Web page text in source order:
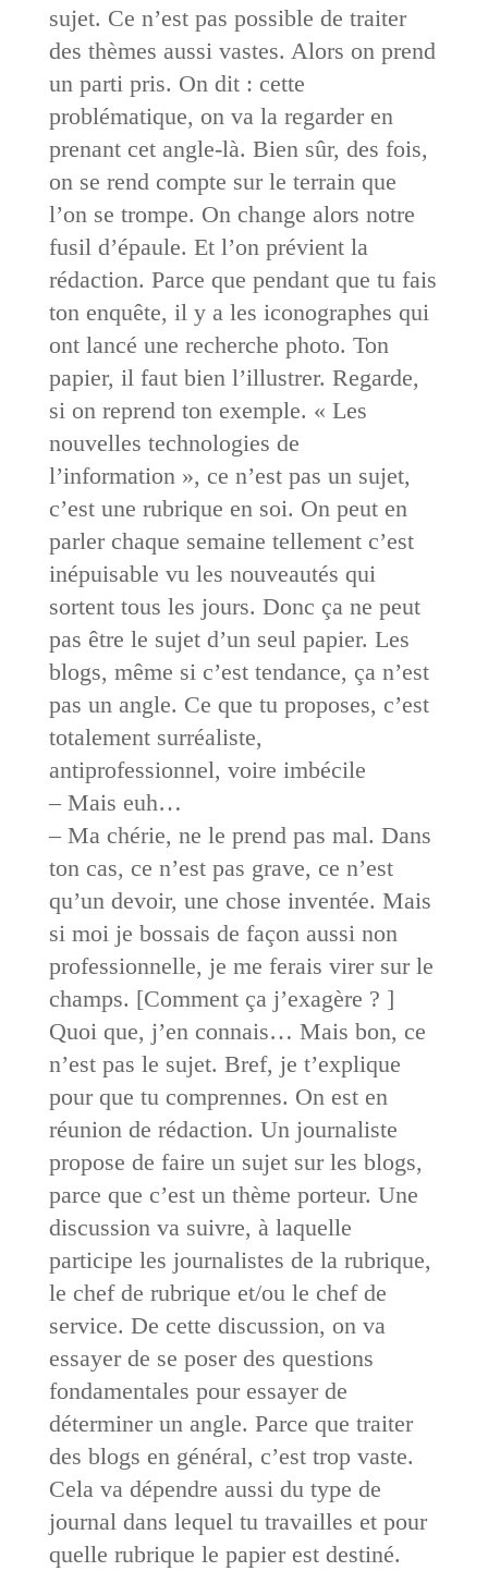
sujet. Ce n’est pas possible de traiter
des thèmes aussi vastes. Alors on prend
un parti pris. On dit : cette
problématique, on va la regarder en
prenant cet angle-là. Bien sûr, des fois,
on se rend compte sur le terrain que
l’on se trompe. On change alors notre
fusil d’épaule. Et l’on prévient la
rédaction. Parce que pendant que tu fais
ton enquête, il y a les iconographes qui
ont lancé une recherche photo. Ton
papier, il faut bien l’illustrer. Regarde,
si on reprend ton exemple. « Les
nouvelles technologies de
l’information », ce n’est pas un sujet,
c’est une rubrique en soi. On peut en
parler chaque semaine tellement c’est
inépuisable vu les nouveautés qui
sortent tous les jours. Donc ça ne peut
pas être le sujet d’un seul papier. Les
blogs, même si c’est tendance, ça n’est
pas un angle. Ce que tu proposes, c’est
totalement surréaliste,
antiprofessionnel, voire imbécile
– Mais euh…
– Ma chérie, ne le prend pas mal. Dans
ton cas, ce n’est pas grave, ce n’est
qu’un devoir, une chose inventée. Mais
si moi je bossais de façon aussi non
professionnelle, je me ferais virer sur le
champs. [Comment ça j’exagère ? ]
Quoi que, j’en connais… Mais bon, ce
n’est pas le sujet. Bref, je t’explique
pour que tu comprennes. On est en
réunion de rédaction. Un journaliste
propose de faire un sujet sur les blogs,
parce que c’est un thème porteur. Une
discussion va suivre, à laquelle
participe les journalistes de la rubrique,
le chef de rubrique et/ou le chef de
service. De cette discussion, on va
essayer de se poser des questions
fondamentales pour essayer de
déterminer un angle. Parce que traiter
des blogs en général, c’est trop vaste.
Cela va dépendre aussi du type de
journal dans lequel tu travailles et pour
quelle rubrique le papier est destiné.